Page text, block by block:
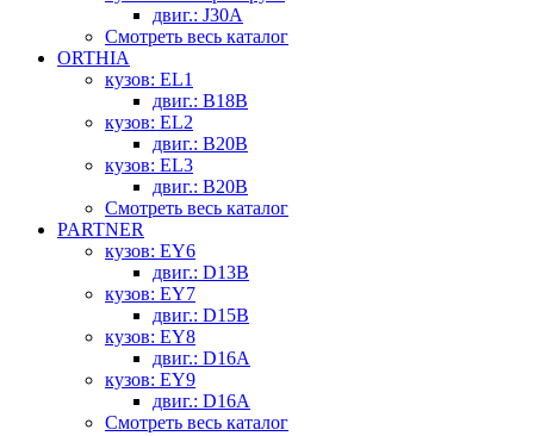
двиг.: J30A
Смотреть весь каталог
ORTHIA
кузов: EL1
двиг.: B18B
кузов: EL2
двиг.: B20B
кузов: EL3
двиг.: B20B
Смотреть весь каталог
PARTNER
кузов: EY6
двиг.: D13B
кузов: EY7
двиг.: D15B
кузов: EY8
двиг.: D16A
кузов: EY9
двиг.: D16A
Смотреть весь каталог